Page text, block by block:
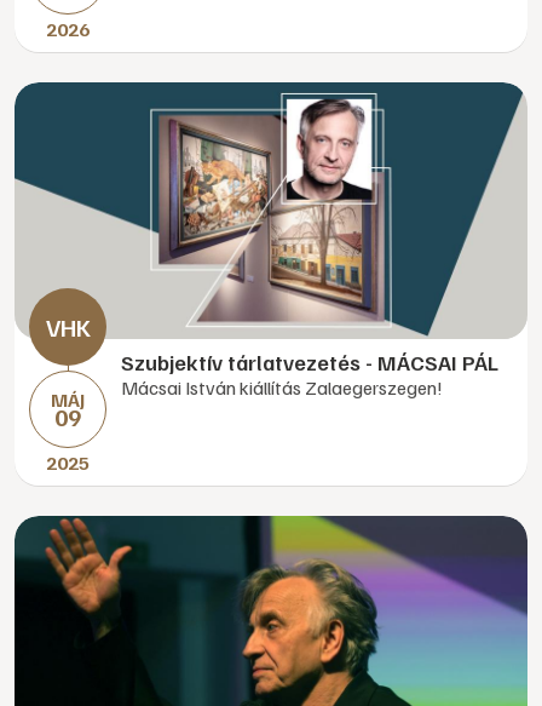
2026
MÁJ
09
2025
Szubjektív tárlatvezetés - MÁCSAI PÁL
Mácsai István kiállítás Zalaegerszegen!